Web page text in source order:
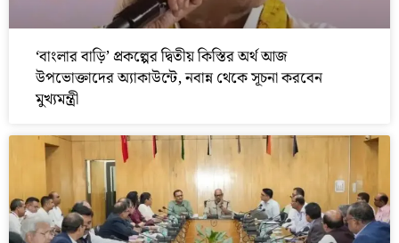
‘বাংলার বাড়ি’ প্রকল্পের দ্বিতীয় কিস্তির অর্থ আজ
উপভোক্তাদের অ্যাকাউন্টে, নবান্ন থেকে সূচনা করবেন
মুখ্যমন্ত্রী